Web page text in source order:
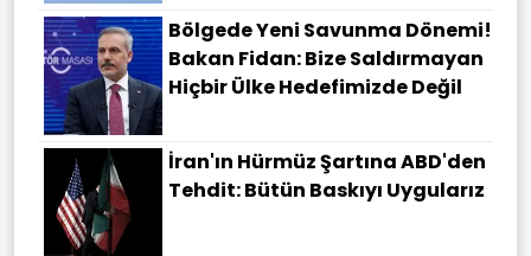
Bölgede Yeni Savunma Dönemi!
Bakan Fidan: Bize Saldırmayan
Hiçbir Ülke Hedefimizde Değil
İran'ın Hürmüz Şartına ABD'den
Tehdit: Bütün Baskıyı Uygularız